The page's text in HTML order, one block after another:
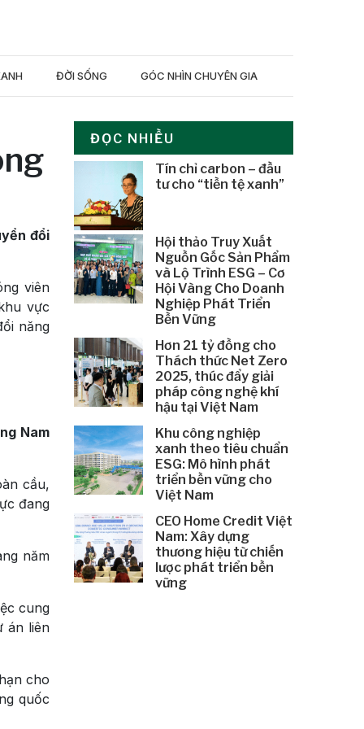
ĐỜI SỐNG GÓC NHÌN CHUYÊN GIA
đổi
viên
vực
năng
Nam
cầu,
đang
năm
cung
án liên
cho
quốc
ĐỌC NHIỀU
Tín chỉ carbon – đầu
tư cho “tiền tệ xanh”
Hội thảo Truy Xuất
Nguồn Gốc Sản Phẩm
và Lộ Trình ESG – Cơ
Hội Vàng Cho Doanh
Nghiệp Phát Triển
Bền Vững
Hơn 21 tỷ đồng cho
Thách thức Net Zero
2025, thúc đẩy giải
pháp công nghệ khí
hậu tại Việt Nam
Khu công nghiệp
xanh theo tiêu chuẩn
ESG: Mô hình phát
triển bền vững cho
Việt Nam
CEO Home Credit Việt
Nam: Xây dựng
thương hiệu từ chiến
lược phát triển bền
vững